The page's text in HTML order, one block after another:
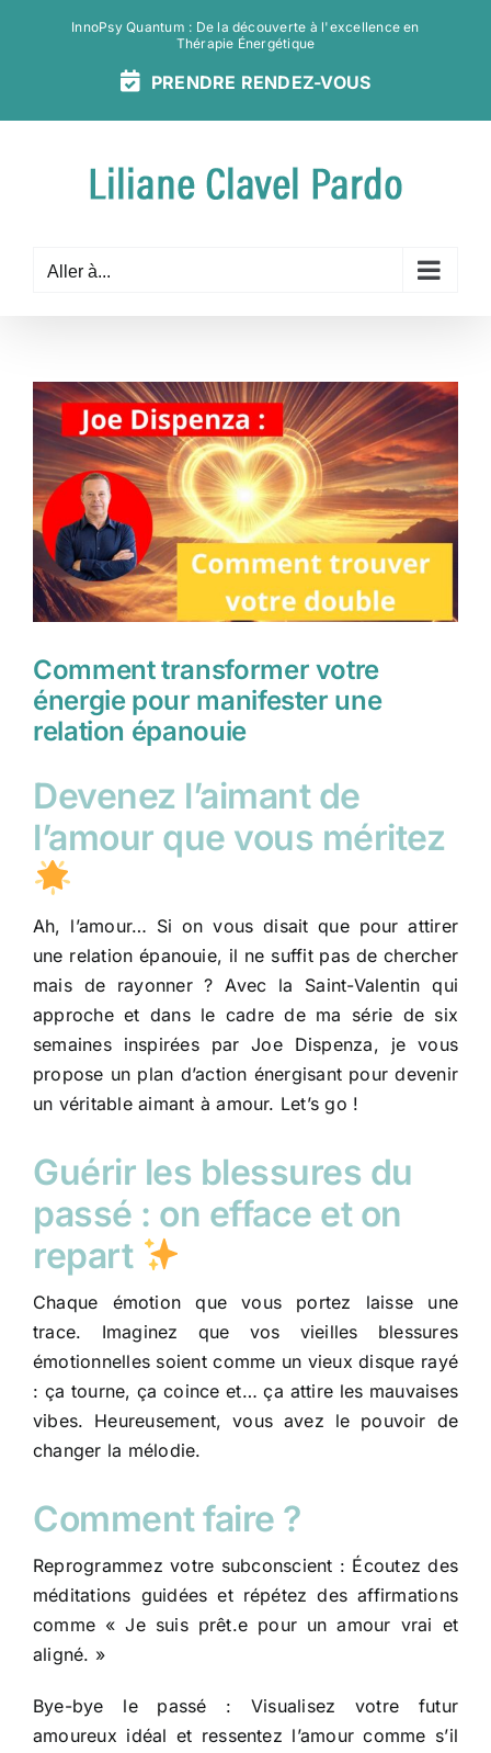
InnoPsy Quantum : De la découverte à l'excellence en
Thérapie Énergétique
PRENDRE
VOUS
Aller à...
Voir
l'image
agrandie
Comment transformer votre
énergie pour manifester une
relation épanouie
Devenez l’aimant de
l’amour que vous méritez
Ah, l’amour… Si on vous disait que pour attirer
une relation épanouie, il ne suffit pas de chercher
mais de rayonner ? Avec la Saint-Valentin qui
approche et dans le cadre de ma série de six
semaines inspirées par Joe Dispenza, je vous
propose un plan d’action énergisant pour devenir
un véritable aimant à amour. Let’s go !
Guérir les blessures du
passé : on efface et on
repart
Chaque émotion que vous portez laisse une
trace. Imaginez que vos vieilles blessures
émotionnelles soient comme un vieux disque rayé
: ça tourne, ça coince et… ça attire les mauvaises
vibes. Heureusement, vous avez le pouvoir de
changer la mélodie.
Comment faire ?
Reprogrammez votre subconscient : Écoutez des
méditations guidées et répétez des affirmations
comme « Je suis prêt.e pour un amour vrai et
aligné. »
Bye-bye le passé : Visualisez votre futur
amoureux idéal et ressentez l’amour comme s’il